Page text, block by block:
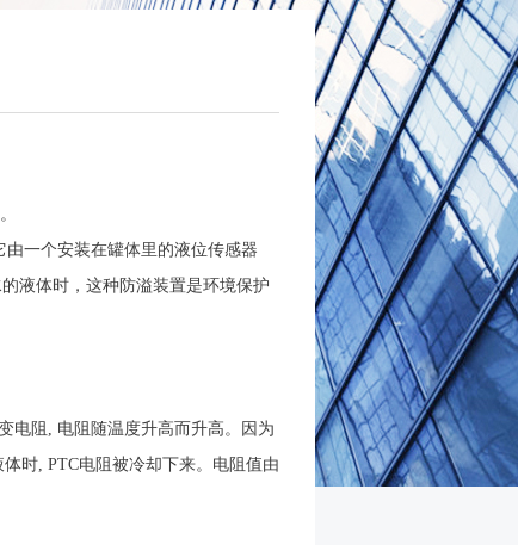
一个安装在罐体里的液位传感器
液体时，这种防溢装置是环境保护
阻, 电阻随温度升高而升高。因为
时, PTC电阻被冷却下来。电阻值由